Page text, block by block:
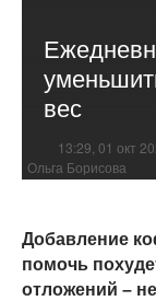
вес
13:29, 01 окт
Ольга Борисова
Добавление
помочь
отложений –